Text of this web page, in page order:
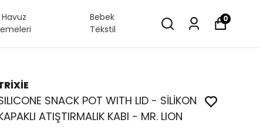
Bebek
Tekstil
0
SNACK POT WITH LID - SİLİKON
ATIŞTIRMALIK KABI - MR. LION